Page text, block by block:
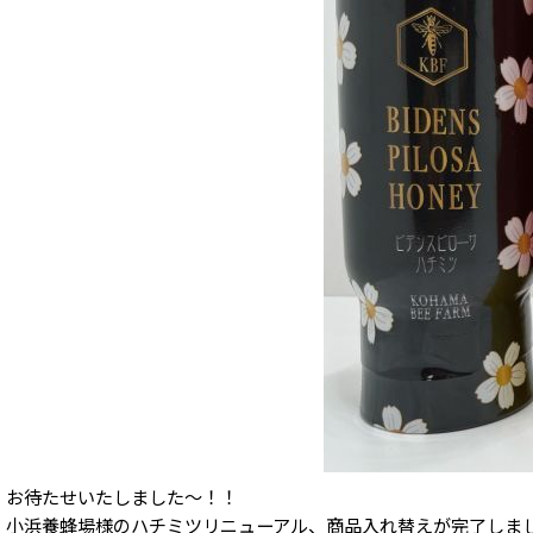
お待たせいたしました～！！
小浜養蜂場様のハチミツリニューアル、商品入れ替えが完了しま